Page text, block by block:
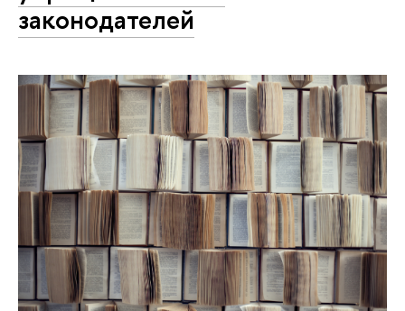
законодателей